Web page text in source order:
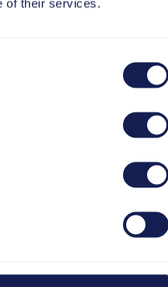
of their services.
met de